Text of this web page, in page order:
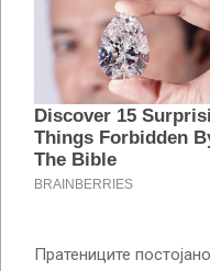
Пратениците